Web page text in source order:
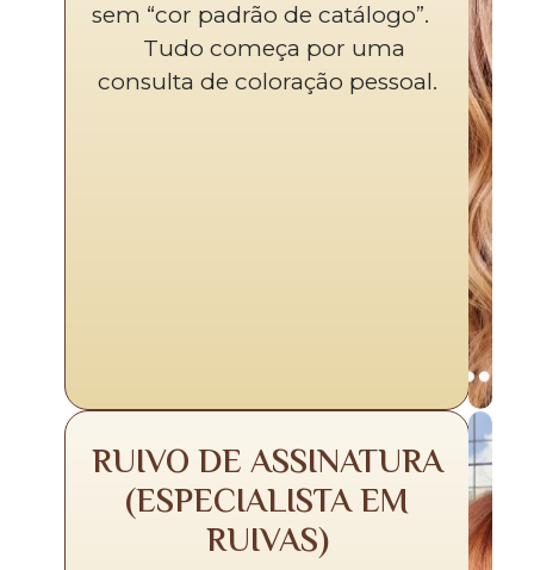
sem “cor padrão de catálogo”.
Tudo começa por uma
consulta de coloração pessoal.
RUIVO DE ASSINATURA
(ESPECIALISTA EM
RUIVAS)